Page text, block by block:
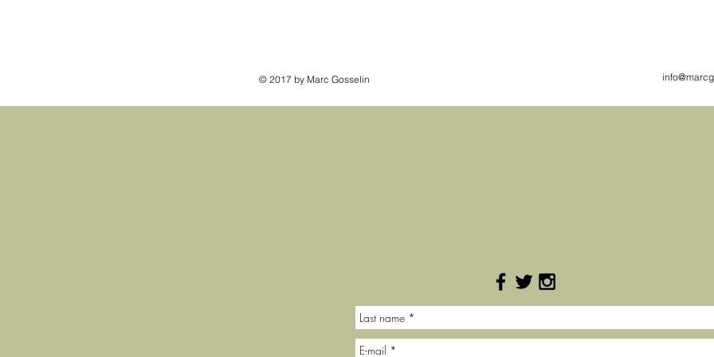
© 2017 by Marc Gosselin